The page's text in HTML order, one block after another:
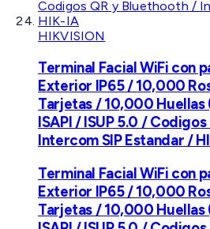
HIKVISION
Terminal Facial WiFi con
Exterior IP65 / 10,000
Tarjetas / 10,000
ISAPI / ISUP 5.0 /
Intercom SIP Estandar /
Terminal Facial WiFi con
Exterior IP65 / 10,000
Tarjetas / 10,000